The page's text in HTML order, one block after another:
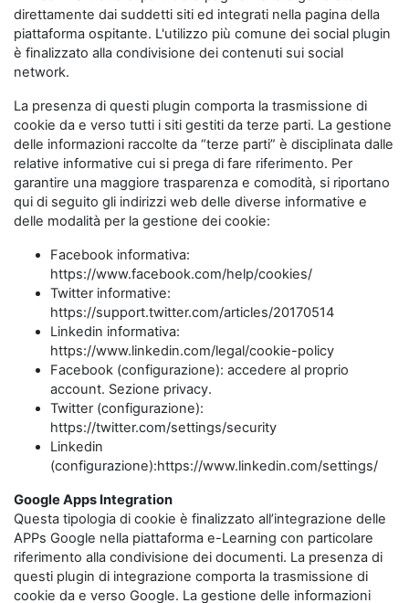
direttamente dai suddetti siti ed integrati nella pagina della
piattaforma ospitante. L'utilizzo più comune dei social plugin
è finalizzato alla condivisione dei contenuti sui social
network.
La presenza di questi plugin comporta la trasmissione di
cookie da e verso tutti i siti gestiti da terze parti. La gestione
delle informazioni raccolte da “terze parti” è disciplinata dalle
relative informative cui si prega di fare riferimento. Per
garantire una maggiore trasparenza e comodità, si riportano
qui di seguito gli indirizzi web delle diverse informative e
delle modalità per la gestione dei cookie:
Facebook informativa:
https://www.facebook.com/help/cookies/
Twitter informative:
https://support.twitter.com/articles/20170514
Linkedin informativa:
https://www.linkedin.com/legal/cookie-policy
Facebook (configurazione): accedere al proprio
account. Sezione privacy.
Twitter (configurazione):
https://twitter.com/settings/security
Linkedin
(configurazione):https://www.linkedin.com/settings/
Google Apps Integration
Questa tipologia di cookie è finalizzato all’integrazione delle
APPs Google nella piattaforma e-Learning con particolare
riferimento alla condivisione dei documenti. La presenza di
questi plugin di integrazione comporta la trasmissione di
cookie da e verso Google. La gestione delle informazioni